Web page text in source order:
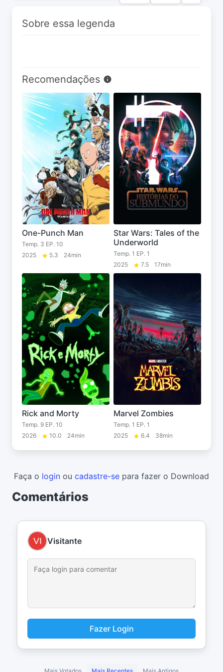
Sobre essa legenda
Recomendações
One-Punch Man
Temp. 3 EP. 10
2025
5.3 24min
Star Wars: Tales of the
Underworld
Temp. 1 EP. 1
2025
7.5 17min
Rick and Morty
Temp. 9 EP. 10
2026
10.0 24min
Marvel Zombies
Temp. 1 EP. 1
2025
6.4 38min
Faça o login ou cadastre-se para fazer o Download
Comentários
Visitante
Fazer Login